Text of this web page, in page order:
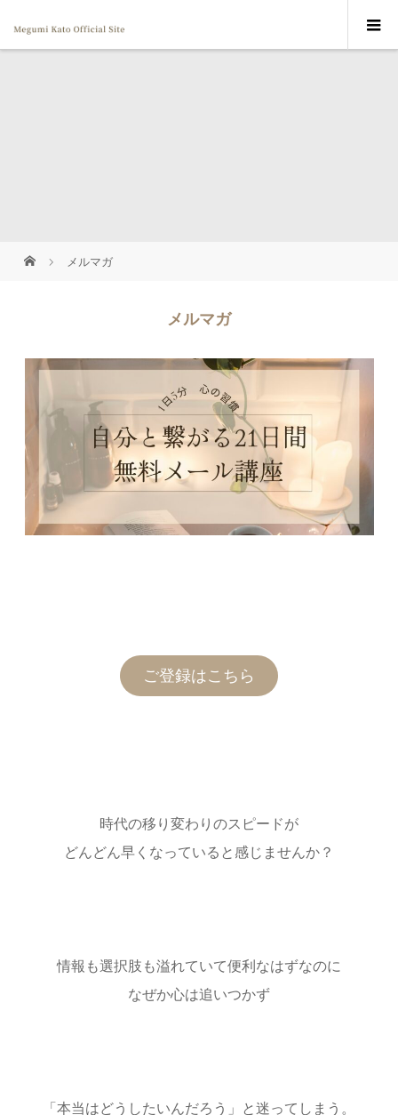
メルマガ
メルマガ
ご登録はこちら
時代の移り変わりのスピードが
どんどん早くなっていると感じませんか？
情報も選択肢も溢れていて便利なはずなのに
なぜか心は追いつかず
「本当はどうしたいんだろう」と迷ってしまう。